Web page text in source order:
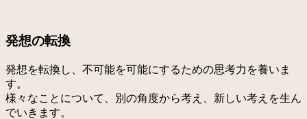
発想の転換
発想を転換し、不可能を可能にするための思考力を養いま
す。
様々なことについて、別の角度から考え、新しい考えを生ん
でいきます。